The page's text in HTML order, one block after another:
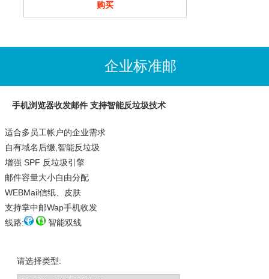
请选择类型:
企业标准邮
手机浏览器收发邮件 支持智能反垃圾技术
适合多员工帐户的企业需求
自有域名后缀,智能反垃圾
增强 SPF 反垃圾引擎
邮件容量大小自由分配
WEBMail信纸、皮肤
支持掌中邮Wap手机收发
线路:
智能双线